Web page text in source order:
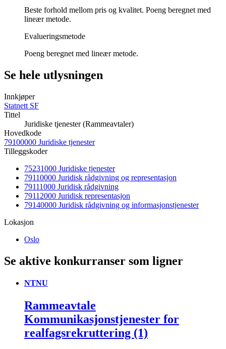
Beste forhold mellom pris og kvalitet. Poeng beregnet med
lineær metode.
Evalueringsmetode
Poeng beregnet med lineær metode.
Se hele utlysningen
Innkjøper
Statnett SF
Tittel
Juridiske tjenester (Rammeavtaler)
Hovedkode
79100000 Juridiske tjenester
Tilleggskoder
75231000 Juridiske tjenester
79110000 Juridisk rådgivning og representasjon
79111000 Juridisk rådgivning
79112000 Juridisk representasjon
79140000 Juridisk rådgivning og informasjonstjenester
Lokasjon
Oslo
Se aktive konkurranser som ligner
NTNU
Rammeavtale
Kommunikasjonstjenester for
realfagsrekruttering (1)